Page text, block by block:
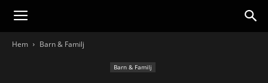
Hem Barn & Familj
Barn & Familj